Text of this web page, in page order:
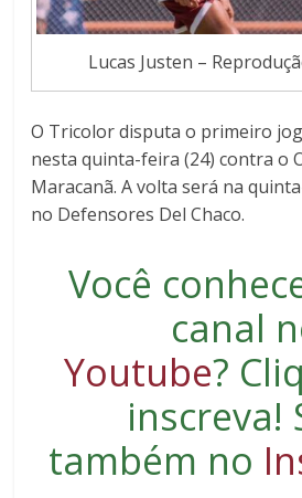
Lucas Justen –
O Tricolor disputa o primeiro
nesta quinta-feira (24) contra o
Maracanã. A volta será na
no Defensores Del Chaco.
Você
canal
Youtube?
inscreva!
também no